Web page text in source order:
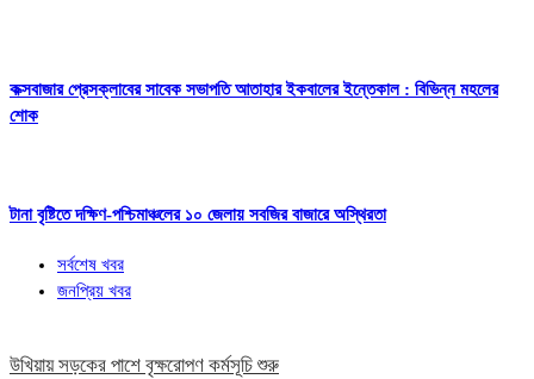
কক্সবাজার প্রেসক্লাবের সাবেক সভাপতি আতাহার ইকবালের ইন্তেকাল : বিভিন্ন মহলের
শোক
টানা বৃষ্টিতে দক্ষিণ-পশ্চিমাঞ্চলের ১০ জেলায় সবজির বাজারে অস্থিরতা
সর্বশেষ খবর
জনপ্রিয় খবর
উখিয়ায় সড়কের পাশে বৃক্ষরোপণ কর্মসূচি শুরু